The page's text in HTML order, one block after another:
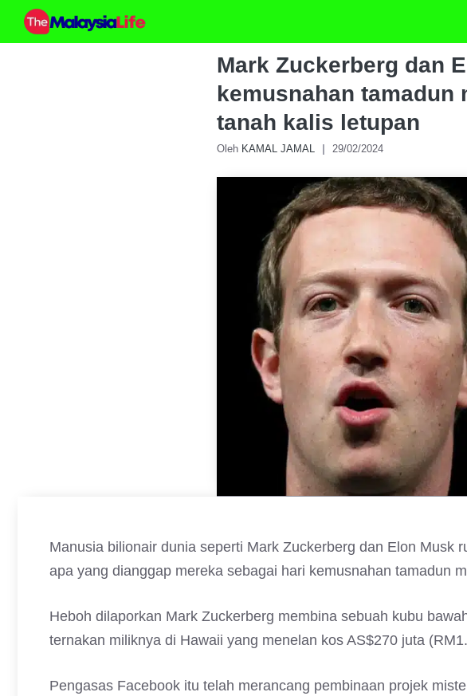
Skip
Mark Zuckerberg dan
kemusnahan tamadun
tanah kalis letupan
Oleh KAMAL JAMAL 29/02/2024
Manusia bilionair dunia seperti Mark Zuckerberg dan Elon Musk
apa yang dianggap mereka sebagai hari kemusnahan tamadun
Heboh dilaporkan Mark Zuckerberg membina sebuah kubu
ternakan miliknya di Hawaii yang menelan kos AS$270 juta
Pengasas Facebook itu telah merancang pembinaan projek